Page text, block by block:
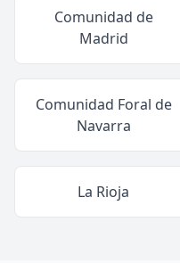
Comunidad de
Madrid
Comunidad Foral de
Navarra
La Rioja